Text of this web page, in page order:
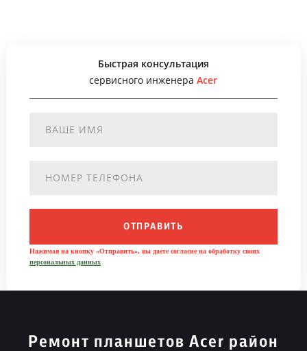
Быстрая консультация
сервисного инженераAcer
ОТПРАВИТЬ
Нажимая на кнопку «Отправить», вы даете согласие на обработку своих
персональных данных
Ремонт планшетов Acer район